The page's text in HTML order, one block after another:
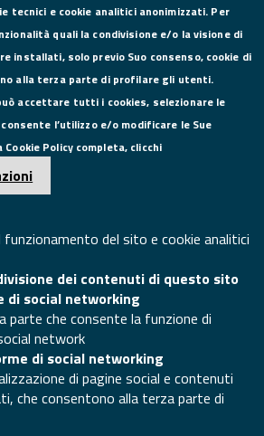
Caserta
UFXYA1
tecnici e cookie analitici anonimizzati. Per
quali la condivisione e/o la visione di
installati, solo previo Suo consenso, cookie di
alla terza parte di profilare gli utenti.
accettare tutti i cookies, selezionare le
l’utilizzo e/o modificare le Sue
Policy completa, clicchi
funzionamento del sito e cookie analitici
dei contenuti di questo sito
social networking
parte che consente la funzione di
network
di social networking
di pagine social e contenuti
che consentono alla terza parte di